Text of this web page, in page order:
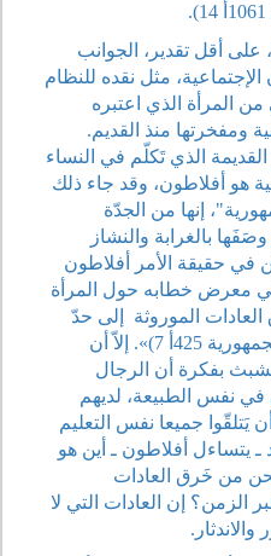
على أقل تقدير، الجوانب
مثل نقده للنظام
من المرأة الذي اعتبره
ومفخرتها منذ القديم.
الذي تَكلّم في النساء
هو أفلاطون، وقد جاء ذلك
إنها من الجدّة
بالغرابة والنشاز
4 ـ 6). ولكن في حقيقة الأمر أفلاطون
معرض خطابه حول المرأة
الموروثة
إلى حدّ
(الجمهورية 425أ 7)». إلاّ أن
بفكرة أن الرجال
في نفس الطبيعة، لديهم
يَتلقّوا جميعا نفس التعليم
452ي 7 ـ 8)، وبَعد ـ يتساءل أفلاطون ـ أين هو
من خَرق العادات
الزمن؟ إن العادات التي لا